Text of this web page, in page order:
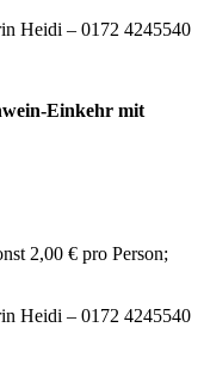
Heidi – 0172 4245540
Einkehr mit
2,00 € pro Person;
Heidi – 0172 4245540